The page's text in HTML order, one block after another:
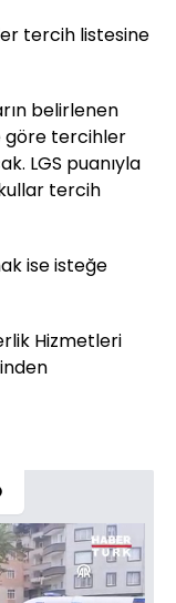
tercih listesine
belirlenen
göre tercihler
LGS puanıyla
tercih
ise isteğe
Hizmetleri